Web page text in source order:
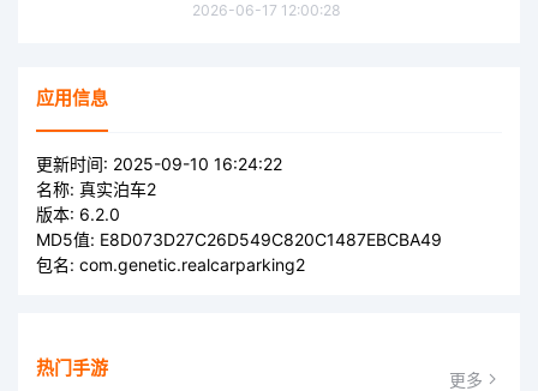
2026-06-17 12:00:28
应用信息
更新时间: 2025-09-10 16:24:22
名称: 真实泊车2
版本: 6.2.0
MD5值: E8D073D27C26D549C820C1487EBCBA49
包名: com.genetic.realcarparking2
热门手游 更多